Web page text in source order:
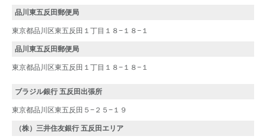
品川東五反田郵便局
東京都品川区東五反田１丁目１８−１８−１
品川東五反田郵便局
東京都品川区東五反田１丁目１８−１８−１
ブラジル銀行 五反田出張所
東京都品川区東五反田５−２５−１９
（株）三井住友銀行 五反田エリア